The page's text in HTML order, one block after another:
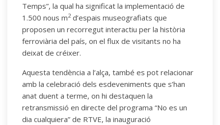
Temps”, la qual ha significat la implementació de
1.500 nous m2d’espais museografiats que
proposen un recorregut interactiu per la història
ferroviària del país, on el flux de visitants no ha
deixat de créixer.
Aquesta tendència a l’alça, també es pot relacionar
amb la celebració dels esdeveniments que s’han
anat duent a terme, on hi destaquen la
retransmissió en directe del programa “No es un
dia cualquiera” de RTVE, la inauguració